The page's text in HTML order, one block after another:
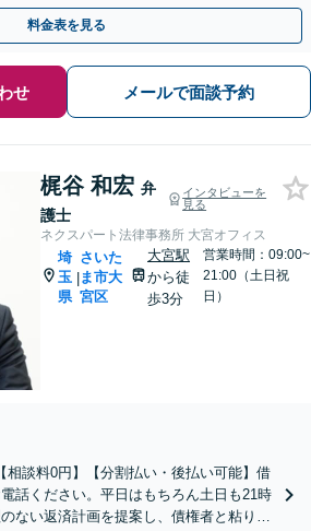
ることにこだわります。
料金表を見る
せ メールで面談予約
梶谷 和宏 弁
護士
インタビューを
見る
ネクスパート法律事務所 大宮オフィス
埼
玉
県
|
さいた
ま市大
宮区
大宮駅
から徒
歩3分
営業時間：09:00~
21:00（土日祝
日）
相談料0円】【分割払い・後払い可能】借
話ください。平日はもちろん土日も21時
ない返済計画を提案し、債権者と粘り強